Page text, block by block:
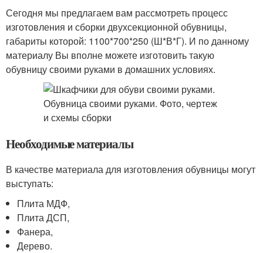
Сегодня мы предлагаем вам рассмотреть процесс
изготовления и сборки двухсекционной обувницы,
габариты которой: 1100*700*250 (Ш*В*Г). И по данному
материалу Вы вполне можете изготовить такую
обувницу своими руками в домашних условиях.
Необходимые материалы
В качестве материала для изготовления обувницы могут
выступать:
Плита МДФ,
Плита ДСП,
Фанера,
Дерево.